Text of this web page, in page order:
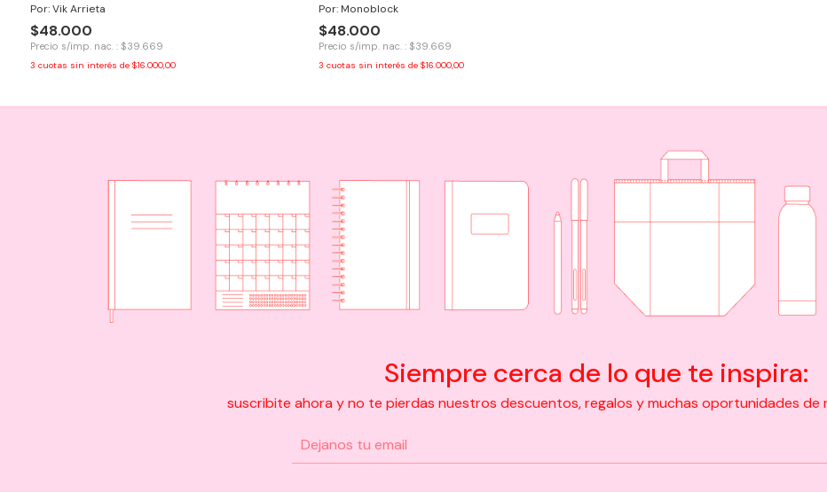
Por: Vik Arrieta
$48.000
Precio s/imp. nac. : $39.669
3 cuotas sin interés de $16.000,00
Por: Monoblock
$48.000
Precio s/imp. nac. : $39.669
3 cuotas sin interés de $16.000,00
Siempre cerca de lo que te inspira:
suscribite ahora y no te pierdas nuestros descuentos, regalos y muchas oportunidades de